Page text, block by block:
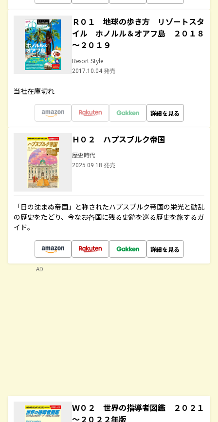
Ｒ０１ 地球の歩き方 リゾートスタ
イル ホノルル＆オアフ島 ２０１８
～２０１９
Resort Style
2017.10.04 発売
当社在庫切れ
詳細を見る
Ｈ０２ ハプスブルク帝国
歴史時代
2025.09.18 発売
「日の沈まぬ帝国」と称されたハプスブルク帝国の栄光と動乱
の歴史をたどり、今なお各国に残る史跡を巡る歴史を旅するガ
イド。
詳細を見る
Ｗ０２ 世界の指導者図鑑 ２０２１
～２０２２年版
AD